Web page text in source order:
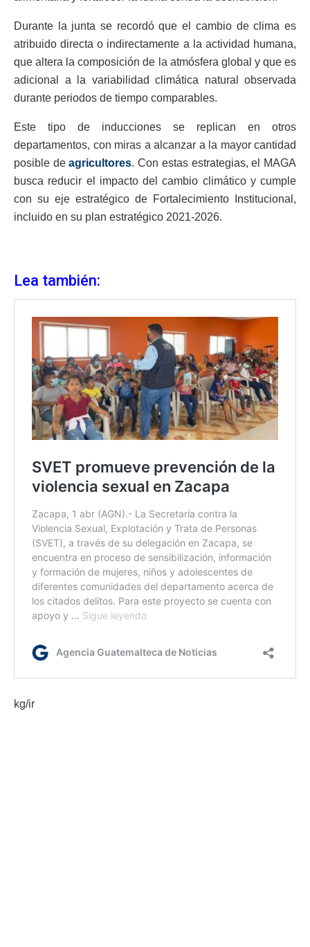
Durante la junta se recordó que el cambio de clima es
atribuido directa o indirectamente a la actividad humana,
que altera la composición de la atmósfera global y que es
adicional a la variabilidad climática natural observada
durante periodos de tiempo comparables.
Este tipo de inducciones se replican en otros
departamentos, con miras a alcanzar a la mayor cantidad
posible deagricultores. Con estas estrategias, el MAGA
busca reducir el impacto del cambio climático y cumple
con su eje estratégico de Fortalecimiento Institucional,
incluido en su plan estratégico 2021-2026.
Lea también:
kg/ir